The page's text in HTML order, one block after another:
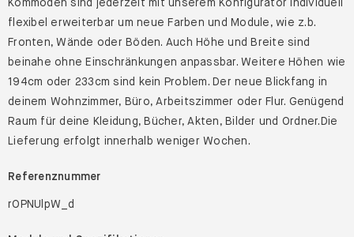
Fronten, Wände oder Böden. Auch Höhe und Breite sind
beinahe ohne Einschränkungen anpassbar. Weitere Höhen wie
194cm oder 233cm sind kein Problem. Der neue Blickfang in
deinem Wohnzimmer, Büro, Arbeitszimmer oder Flur. Genügend
Raum für deine Kleidung, Bücher, Akten, Bilder und Ordner.Die
Lieferung erfolgt innerhalb weniger Wochen.
Referenznummer
rOPNUlpW_d
Module und Spezifikationen
3 Wände Schwarz,